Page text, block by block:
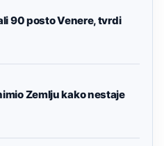
90 posto Venere, tvrdi
Zemlju kako nestaje